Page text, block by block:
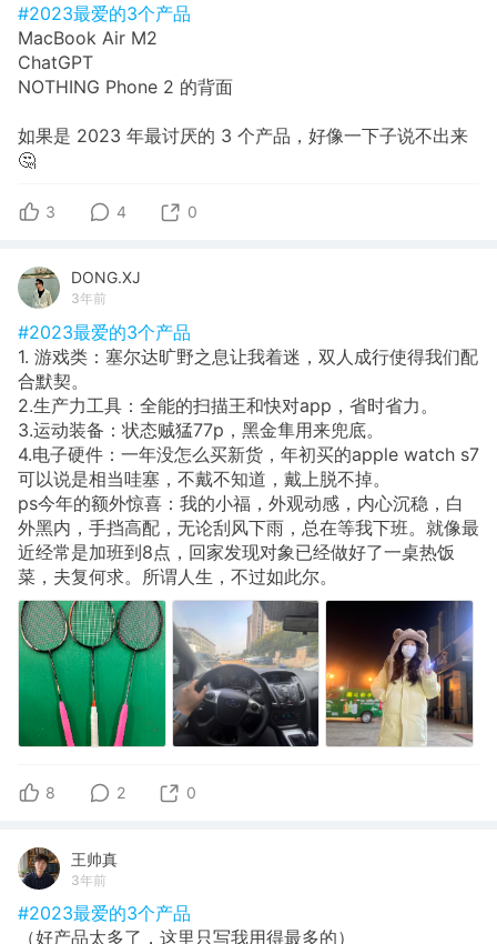
#2023最爱的3个产品
MacBook Air M2
ChatGPT
NOTHING Phone 2 的背面
如果是 2023 年最讨厌的 3 个产品，好像一下子说不出来
🤔
3 4 0
DONG.XJ
3年前
#2023最爱的3个产品
1. 游戏类：塞尔达旷野之息让我着迷，双人成行使得我们配
合默契。
2.生产力工具：全能的扫描王和快对app，省时省力。
3.运动装备：状态贼猛77p，黑金隼用来兜底。
4.电子硬件：一年没怎么买新货，年初买的apple watch s7
可以说是相当哇塞，不戴不知道，戴上脱不掉。
ps今年的额外惊喜：我的小福，外观动感，内心沉稳，白
外黑内，手挡高配，无论刮风下雨，总在等我下班。就像最
近经常是加班到8点，回家发现对象已经做好了一桌热饭
菜，夫复何求。所谓人生，不过如此尔。
8 2 0
王帅真
3年前
#2023最爱的3个产品
（好产品太多了，这里只写我用得最多的）